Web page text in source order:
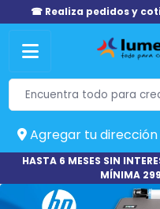
☎ Realiza pedidos y
Agregar tu dirección
HASTA 6 MESES SIN
MÍNIMA